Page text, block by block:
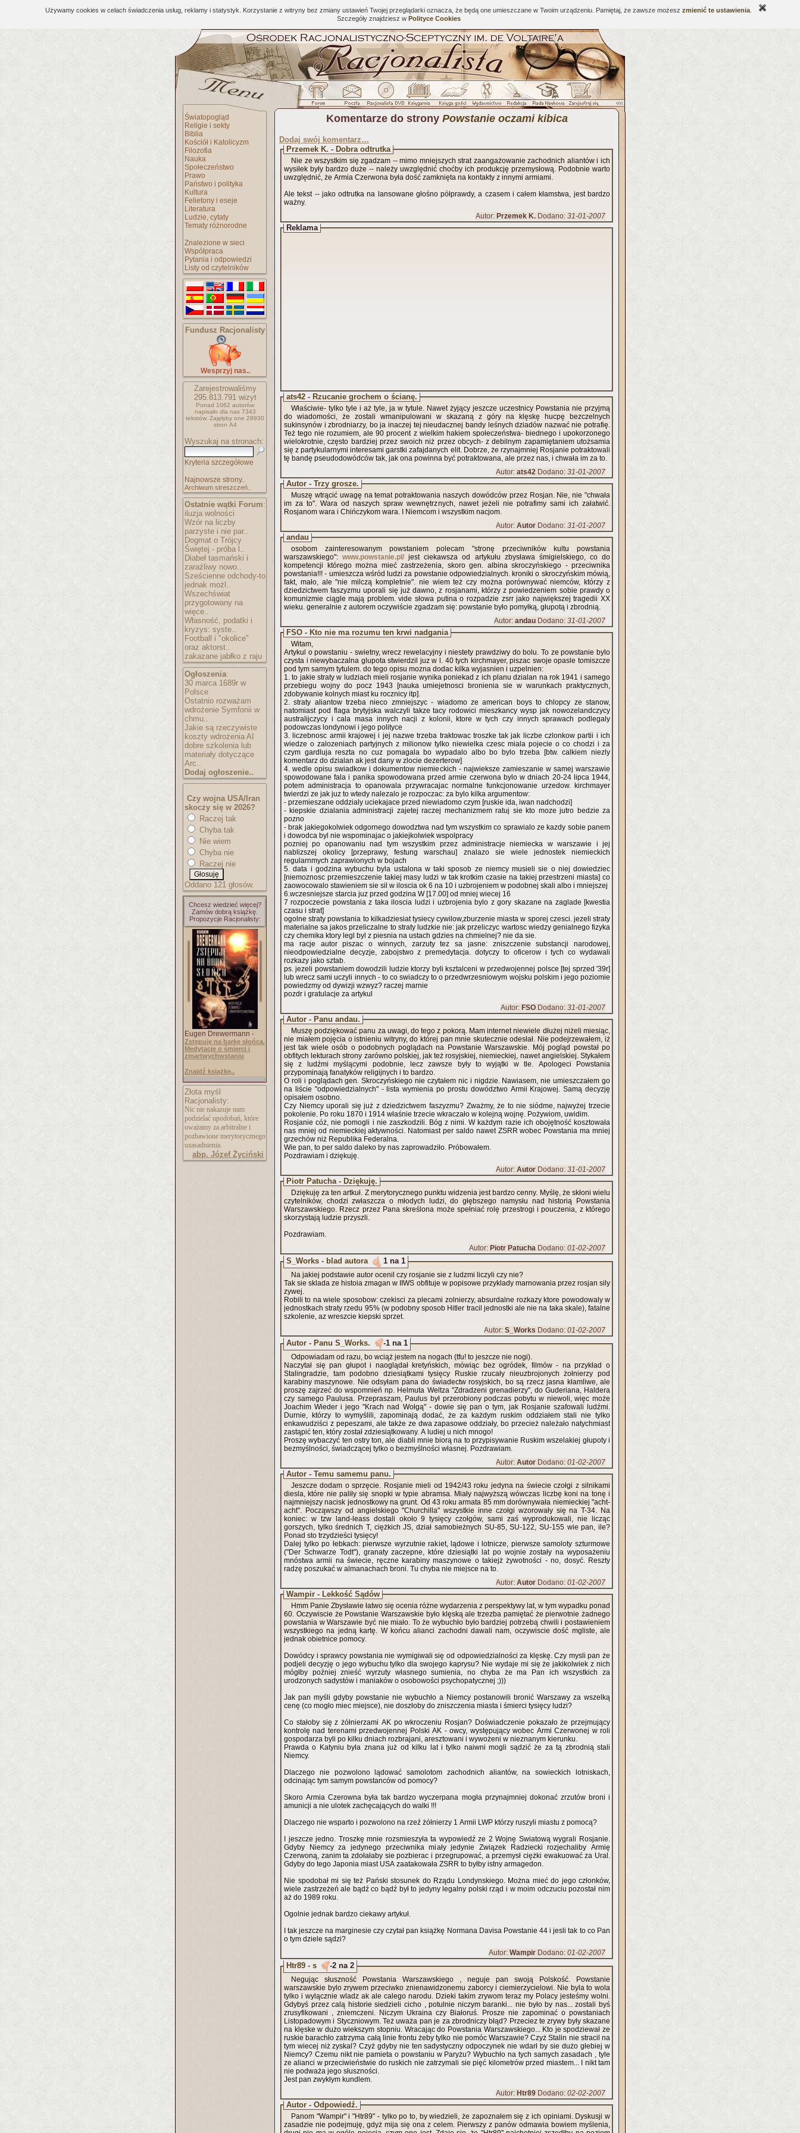
Używamy cookies w celach świadczenia usług, reklamy i statystyk. Korzystanie z witryny bez zmiany ustawień Twojej przeglądarki oznacza, że będą one umieszczane w Twoim urządzeniu. Pamiętaj, że zawsze możesz zmienić te ustawienia
Szczegóły znajdziesz w Polityce Cookies
Światopogląd
Religie i sekty
Biblia
Kościół i Katolicyzm
Filozofia
Nauka
Społeczeństwo
Prawo
Państwo i polityka
Kultura
Felietony i eseje
Literatura
Ludzie, cytaty
Tematy różnorodne
Znalezione w sieci
Współpraca
Pytania i odpowiedzi
Listy od czytelników
Fundusz Racjonalisty
Wesprzyj nas..
Zarejestrowaliśmy
295.813.791wizyt
Ponad 1062 autorów
napisało dla nas 7343
tekstów. Zajęłyby one 28930
stron A4
Wyszukaj na stronach:
Kryteria szczegółowe
Najnowsze strony..
Archiwum streszczeń..
Ostatnie wątki Forum:
iluzja wolności
Wzór na liczby
parzyste i nie par..
Dogmat o Trójcy
Świętej - próba l..
Diabeł tasmański i
zaraźliwy nowo..
Sześcienne odchody-to
jednak możl..
Wszechświat
przygotowany na
więce..
Własność, podatki i
kryzys: syste..
Football i "okolice"
oraz aktorst..
zakazane jabłko z raju
Ogłoszenia:
30 marca 1689r w
Polsce
Ostatnio rozważam
wdrożenie Symfonii w
chmu..
Jakie są rzeczywiste
koszty wdrożenia AI
dobre szkolenia lub
materiały dotyczące
Arc..
Dodaj ogłoszenie..
Czy wojna USA/Iran
skoczy się w 2026?
Raczej tak
Chyba tak
Nie wiem
Chyba nie
Raczej nie
Oddano 121 głosów.
Chcesz wiedzieć więcej?
Zamów dobrą książkę.
Propozycje Racjonalisty:
Eugen Drewermann -
Zstępuję na barkę słońca.
Medytacje o śmierci i
zmartwychwstaniu
Znajdź książkę..
Złota myśl
Racjonalisty:
Nic nie nakazuje nam
podzielać upodobań, które
uważamy za arbitralne i
pozbawione merytorycznego
uzasadnienia.
abp. Józef Życiński
Komentarze do strony Powstanie oczami kibica
Dodaj swój komentarz…
Przemek K. - Dobra odtrutka
Nie ze wszystkim się zgadzam -- mimo mniejszych strat zaangażowanie zachodnich aliantów i ich
wysiłek były bardzo duże -- należy uwzględnić choćby ich produkcję przemysłową. Podobnie warto
uwzględnić, że Armia Czerwona była dość zamknięta na kontakty z innymi armiami.
Ale tekst -- jako odtrutka na lansowane głośno półprawdy, a czasem i całem kłamstwa, jest bardzo
ważny.
Autor: Przemek K. Dodano: 31-01-2007
Reklama
ats42 - Rzucanie grochem o ścianę.
Właściwie- tylko tyle i aż tyle, ja w tytule. Nawet żyjący jeszcze uczestnicy Powstania nie przyjmą
do wiadomości, że zostali wmanipulowani w skazaną z góry na klęskę hucpę bezczelnych
sukinsynów i zbrodniarzy, bo ja inaczej tej nieudacznej bandy leśnych dziadów nazwać nie potrafię.
Też tego nie rozumiem, ale 90 procent z wielkim hakiem społeczeństwa- biednego i upokorzonego
wielokrotnie, często bardziej przez swoich niż przez obcych- z debilnym zapamiętaniem utożsamia
się z partykularnymi interesami garstki zafajdanych elit. Dobrze, że rzynajmniej Rosjanie potraktowali
tę bandę pseudodowódców tak, jak ona powinna być potraktowana, ale przez nas, i chwała im za to.
Autor: ats42 Dodano: 31-01-2007
Autor - Trzy grosze.
Muszę wtrącić uwagę na temat potraktowania naszych dowódców przez Rosjan. Nie, nie "chwała
im za to". Wara od naszych spraw wewnętrznych, nawet jeżeli nie potrafimy sami ich załatwić.
Rosjanom wara i Chińczykom wara. I Niemcom i wszystkim nacjom.
Autor: Autor Dodano: 31-01-2007
andau
osobom zainteresowanym powstaniem polecam "stronę przeciwników kultu powstania
warszawskiego": www.powstanie.pl/ jest ciekawsza od artykułu zbysława śmigielskiego, co do
kompetencji którego można mieć zastrzeżenia, skoro gen. albina skroczyńskiego - przeciwnika
powstania!!! - umieszcza wśród ludzi za powstanie odpowiedzialnych. kroniki o skroczyńskim mówią,
fakt, mało, ale "nie milczą kompletnie". nie wiem też czy można porównywać niemców, którzy z
dziedzictwem faszyzmu uporali się już dawno, z rosjanami, którzy z powiedzeniem sobie prawdy o
komunizmie ciągle mają problem. vide słowa putina o rozpadzie zsrr jako największej tragedii XX
wieku. generalnie z autorem oczywiście zgadzam się: powstanie było pomyłką, głupotą i zbrodnią.
Autor: andau Dodano: 31-01-2007
FSO - Kto nie ma rozumu ten krwi nadgania
Witam,
Artykul o powstaniu - swietny, wrecz rewelacyjny i niestety prawdziwy do bolu. To ze powstanie bylo
czysta i niewybaczalna glupota stwierdzil juz w l. 40 tych kirchmayer, piszac swoje opasle tomiszcze
pod tym samym tytulem. do tego opisu mozna dodac kilka wyjasnien i uzpelnien:
1. to jakie straty w ludziach mieli rosjanie wynika poniekad z ich planu dzialan na rok 1941 i samego
przebiegu wojny do pocz 1943 [nauka umiejetnosci bronienia sie w warunkach praktycznych,
zdobywanie kolnych miast ku rocznicy itp].
2. straty aliantow trzeba nieco zmniejszyc - wiadomo ze american boys to chlopcy ze stanow,
natomiast pod flaga brytyjska walczyli takze tacy rodowici mieszkancy wysp jak nowozelandczycy
australijczycy i cala masa innych nacji z kolonii, ktore w tych czy innych sprawach podlegaly
podowczas londynowi i jego polityce
3. liczebnosc armii krajowej i jej nazwe trzeba traktowac troszke tak jak liczbe czlonkow partii i ich
wiedze o zalozeniach partyjnych z milionow tylko niewielka czesc miala pojecie o co chodzi i za
czym gardluja reszta no cuz pomagala bo wypadalo albo bo bylo trzeba [btw. calkiem niezly
komentarz do dzialan ak jest dany w zlocie dezerterow]
4. wedle opisu swiadkow i dokumentow niemieckich - najwieksze zamieszanie w samej warszawie
spowodowane fala i panika spowodowana przed armie czerwona bylo w dniach 20-24 lipca 1944,
potem administracja to opanowala przywracajac normalne funkcjonowanie urzedow. kirchmayer
twierdzi ze jak juz to wtedy nalezalo je rozpoczac: za bylo kilka argumentow:
- przemieszane oddzialy uciekajace przed niewiadomo czym [ruskie ida, iwan nadchodzi]
- kiepskie dzialania administracji zajetej raczej mechanizmem ratuj sie kto moze jutro bedzie za
pozno
- brak jakiegokolwiek odgornego dowodztwa nad tym wszystkim co sprawialo ze kazdy sobie panem
i dowodca byl nie wspominajac o jakiejkolwiek wspolpracy
pozniej po opanowaniu nad tym wszystkim przez administracje niemiecka w warszawie i jej
nablizszej okolicy [przeprawy, festung warschau] znalazo sie wiele jednostek niemieckich
regularnmych zaprawionych w bojach
5. data i godzina wybuchu byla ustalona w taki sposob ze niemcy musieli sie o niej dowiedziec
[niemoznosc przemieszczenie takiej masy ludzi w tak krotkim czasie na takiej przestrzeni miasta] co
zaowocowalo stawieniem sie sil w iloscia ok 6 na 10 i uzbrojeniem w podobnej skali albo i mniejszej
6.wczesniejsze starcia juz przed godzina W [17.00] od mniej wiecej 16
7 rozpoczecie powstania z taka iloscia ludzi i uzbrojenia bylo z gory skazane na zaglade [kwestia
czasu i strat]
ogolne straty powstania to kilkadziesiat tysiecy cywilow,zburzenie miasta w sporej czesci. jezeli straty
materialne sa jakos przeliczalne to straty ludzkie nie: jak przeliczyc wartosc wiedzy genialnego fizyka
czy chemika ktory legl byl z piesnia na ustach gdzies na chmielnej? nie da sie.
ma racje autor piszac o winnych, zarzuty tez sa jasne: zniszczenie substancji narodowej,
nieodpowiedzialne decyzje, zabojstwo z premedytacja. dotyczy to oficerow i tych co wydawali
rozkazy jako sztab.
ps. jezeli powstaniem dowodzili ludzie ktorzy byli ksztalceni w przedwojennej polsce [tej sprzed '39r]
lub wrecz sami uczyli innych - to co swiadczy to o przedwrzesniowym wojsku polskim i jego poziomie
powiedzmy od dywizji wzwyz? raczej marnie
pozdr i gratulacje za artykul
Autor: FSO Dodano: 31-01-2007
Autor - Panu andau.
Muszę podziękować panu za uwagi, do tego z pokorą. Mam internet niewiele dłużej niżeli miesiąc,
nie miałem pojęcia o istnieniu witryny, do której pan mnie skutecznie odesłał. Nie podejrzewałem, iż
jest tak wiele osób o podobnych poglądach na Powstanie Warszawskie. Mój pogląd powstał po
obfitych lekturach strony zarówno polskiej, jak też rosyjskiej, niemieckiej, nawet angielskiej. Stykałem
się z ludźmi myślącymi podobnie, lecz zawsze były to wyjątki w tle. Apologeci Powstania
przypominają fanatyków religijnych i to bardzo.
O roli i poglądach gen. Skroczyńskiego nie czytałem nic i nigdzie. Nawiasem, nie umieszczałem go
na liście "odpowiedzialnych" - lista wymienia po prostu dowództwo Armii Krajowej. Samą decyzję
opisałem osobno.
Czy Niemcy uporali się już z dziedzictwem faszyzmu? Zważmy, że to nie siódme, najwyżej trzecie
pokolenie. Po roku 1870 i 1914 właśnie trzecie wkraczało w kolejną wojnę. Pożywiom, uwidim.
Rosjanie cóż, nie pomogli i nie zaszkodzili. Bóg z nimi. W każdym razie ich obojętność kosztowała
nas mniej od niemieckiej aktywności. Natomiast per saldo nawet ZSRR wobec Powstania ma mniej
grzechów niż Republika Federalna.
Wie pan, to per saldo daleko by nas zaprowadziło. Próbowałem.
Pozdrawiam i dziękuję.
Autor: Autor Dodano: 31-01-2007
Piotr Patucha - Dziękuję.
Dziękuję za ten artkuł. Z merytorycznego punktu widzenia jest bardzo cenny. Myślę, że skłoni wielu
czytelników, chodzi zwłaszcza o młodych ludzi, do głębszego namysłu nad historią Powstania
Warszawskiego. Rzecz przez Pana skreślona może spełniać rolę przestrogi i pouczenia, z którego
skorzystają ludzie przyszli.
Pozdrawiam.
Autor: Piotr Patucha Dodano: 01-02-2007
S_Works - blad autora 1 na 1
Na jakiej podstawie autor ocenil czy rosjanie sie z ludzmi liczyli czy nie?
Tak sie sklada ze histoia zmagan w IIWS obfituje w popisowe przyklady marnowania przez rosjan sily
zywej.
Robili to na wiele sposobow: czekisci za plecami zolnierzy, absurdalne rozkazy ktore powodowaly w
jednostkach straty rzedu 95% (w podobny sposob Hitler tracil jednostki ale nie na taka skale), fatalne
szkolenie, az wreszcie kiepski sprzet.
Autor: S_Works Dodano: 01-02-2007
Autor - Panu S_Works. -1 na 1
Odpowiadam od razu, bo wciąż jestem na nogach (tfu! to jeszcze nie nogi).
Naczytał się pan głupot i naoglądał kretyńskich, mówiąc bez ogródek, filmów - na przykład o
Stalingradzie, tam podobno dziesiątkami tysięcy Ruskie rzucały nieuzbrojonych żołnierzy pod
karabiny maszynowe. Nie odsyłam pana do świadectw rosyjskich, bo są rzecz jasna kłamliwe, ale
proszę zajrzeć do wspomnień np. Helmuta Weltza "Zdradzeni grenadierzy", do Guderiana, Haldera
czy samego Paulusa. Przepraszam, Paulus był przerobiony podczas pobytu w niewoli, więc może
Joachim Wieder i jego "Krach nad Wołgą" - dowie się pan o tym, jak Rosjanie szafowali ludźmi.
Durnie, którzy to wymyślili, zapominają dodać, że za każdym ruskim oddziałem stali nie tylko
enkawudziści z pepeszami, ale także ze dwa zapasowe oddziały, bo przecież należało natychmiast
zastąpić ten, który został zdziesiątkowany. A ludiej u nich mnogo!
Proszę wybaczyć ten ostry ton, ale diabli mnie biorą na to przypisywanie Ruskim wszelakiej głupoty i
bezmyślności, świadczącej tylko o bezmyślności własnej. Pozdrawiam.
Autor: Autor Dodano: 01-02-2007
Autor - Temu samemu panu.
Jeszcze dodam o sprzęcie. Rosjanie mieli od 1942/43 roku jedyna na świecie czołgi z silnikami
diesla, które nie paliły się snopki w typie abramsa. Miały najwyższą wówczas liczbę koni na tonę i
najmniejszy nacisk jednostkowy na grunt. Od 43 roku armata 85 mm dorównywała niemieckiej "acht-
acht". Począwszy od angielskiego "Churchilla" wszystkie inne czołgi wzorowały się na T-34. Na
koniec: w tzw land-leass dostali około 9 tysięcy czołgów, sami zaś wyprodukowali, nie licząc
gorszych, tylko średnich T, ciężkich JS, dział samobieżnych SU-85, SU-122, SU-155 wie pan, ile?
Ponad sto trzydzieści tysięcy!
Dalej tylko po łebkach: pierwsze wyrzutnie rakiet, lądowe i lotnicze, pierwsze samoloty szturmowe
("Der Schwarze Todt"), granaty zaczepne, które dziesiątki lat po wojnie zostały na wyposażeniu
mnóstwa armii na świecie, ręczne karabiny maszynowe o takiejż żywotności - no, dosyć. Reszty
radzę poszukać w almanachach broni. Tu chyba nie miejsce na to.
Autor: Autor Dodano: 01-02-2007
Wampir - Lekkość Sądów
Hmm Panie Zbysławie łatwo się ocenia różne wydarzenia z perspektywy lat, w tym wypadku ponad
60. Oczywiscie że Powstanie Warszawskie było klęską ale trzezba pamiętać że pierwotnie żadnego
powstania w Warszawie być nie miało. To że wybuchło było bardziej potrzebą chwili i postawieniem
wszystkiego na jedną kartę. W końcu alianci zachodni dawali nam, oczywiscie dość mgliste, ale
jednak obietnice pomocy.
Dowódcy i sprawcy powstania nie wymigiwali się od odpowiedzialności za klęskę. Czy mysli pan że
podjeli decyzję o jego wybuchu tylko dla swojego kaprysu? Nie wydaje mi się że jakikolwiek z nich
mógłby poźniej znieść wyrzuty własnego sumienia, no chyba że ma Pan ich wszystkich za
urodzonych sadystów i maniaków o osobowości psychopatycznej ;)))
Jak pan myśli gdyby powstanie nie wybuchło a Niemcy postanowili bronić Warszawy za wszelką
cenę (co mogło miec miejsce), nie doszłoby do zniszczenia miasta i śmierci tysięcy ludzi?
Co stałoby się z żółnierzami AK po wkroczeniu Rosjan? Doświadczenie pokazało że przejmujący
kontrolę nad terenami przedwojennej Polski AK - owcy, występujący wobec Armi Czerwonej w roli
gospodarza byli po kilku dniach rozbrajani, aresztowani i wywożeni w nieznanym kierunku.
Prawda o Katyniu była znana już od kilku lat i tylko naiwni mogli sądzić że za tą zbrodnią stali
Niemcy.
Dlaczego nie pozwolono lądować samolotom zachodnich aliantów, na sowieckich lotniskach,
odcinając tym samym powstanców od pomocy?
Skoro Armia Czerowna była tak bardzo wyczerpana mogła przynajmniej dokonać zrzutów broni i
amunicji a nie ulotek zachęcających do walki !!!
Dlaczego nie wsparto i pozwolono na rzeź żółnierzy 1 Armii LWP którzy ruszyli miastu z pomocą?
I jeszcze jedno. Troszkę mnie rozsmieszyła ta wypowiedź ze 2 Wojnę Swiatową wygrali Rosjanie.
Gdyby Niemcy za jedynego przeciwnika miały jedynie Związek Radziecki rozjechaliby Armię
Czerwoną, zanim ta zdołałaby sie pozbierac i przegrupować, a przemysł ciężki ewakuować za Ural.
Gdyby do tego Japonia miast USA zaatakowała ZSRR to byłby istny armagedon.
Nie spodobał mi się też Pański stosunek do Rządu Londynskiego. Można mieć do jego członków,
wiele zastrzeżeń ale bądź co bądź był to jedyny legalny polski rząd i w moim odczuciu pozostał nim
aż do 1989 roku.
Ogolnie jednak bardzo ciekawy artykuł.
I tak jeszcze na marginesie czy czytał pan książkę Normana Davisa Powstanie 44 i jesli tak to co Pan
o tym dziele sądzi?
Autor: Wampir Dodano: 01-02-2007
Htr89 - s -2 na 2
Negując słuszność Powstania Warszawskiego , neguje pan swoją Polskość. Powstanie
warszawskie bylo zrywem przeciwko znienawidzonemu zaborcy i ciemierzycielowi. Nie byla to wola
tylko i wylącznie wladz ak ale calego narodu. Dzieki takim zrywom teraz my Polacy jesteśmy wolni.
Gdybyś przez calą historie siedzieli cicho , potulnie niczym baranki... nie było by nas... zostali byś
zrusyfikowani , zniemczeni. Niczym Ukraina czy Białoruś. Prosze nie zapominać o powstaniach
Listopadowym i Styczniowym. Też uważa pan je za zbrodniczy błąd? Przeciez te zrywy były skazane
na klęske w dużo wiekszym stopniu. Wracając do Powstania Warszawskiego... Kto je spodziewał ze
ruskie barachło zatrzyma całą linie frontu żeby tylko nie pomóc Warszawie? Czyż Stalin nie stracil na
tym wiecej niż zyskal? Czyż gdyby nie ten sadystyczny odpoczynek nie wdarł by sie dużo głebiej w
Niemcy? Czemu nikt nie pamieta o powstaniu w Paryżu? Wybuchło na tych samych zasadach , tyle
ze alianci w przeciwieństwie do ruskich nie zatrzymali sie pięć kilometrów przed miastem... I nikt tam
nie podważa jego słuszności.
Jest pan zwykłym kundlem.
Autor: Htr89 Dodano: 02-02-2007
Autor - Odpowiedź.
Panom "Wampir" i "Htr89" - tylko po to, by wiedzieli, że zapoznałem się z ich opiniami. Dyskusji w
zasadzie nie podejmuję, gdyż mija się ona z celem. Pierwszy z panów odmawia bowiem myślenia,